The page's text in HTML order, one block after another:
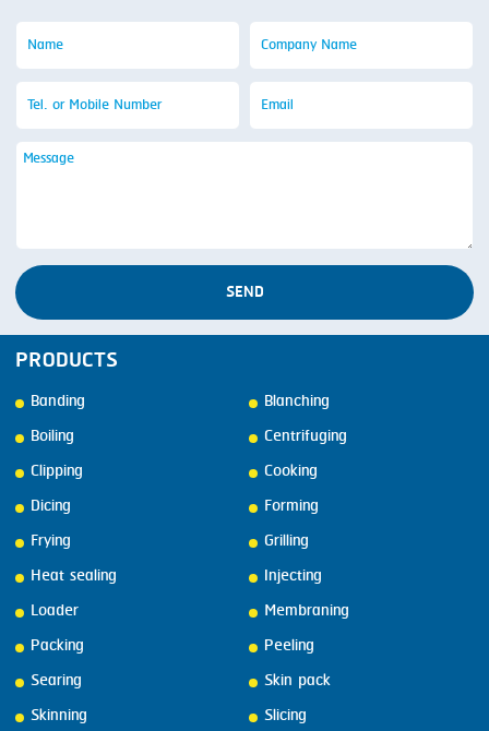
SEND
PRODUCTS
Banding
Blanching
Boiling
Centrifuging
Clipping
Cooking
Dicing
Forming
Frying
Grilling
Heat sealing
Injecting
Loader
Membraning
Packing
Peeling
Searing
Skin pack
Skinning
Slicing